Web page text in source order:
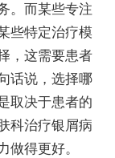
。而某些专注
些特定治疗模
，这需要患者
话说，选择哪
取决于患者的
科治疗银屑病
做得更好。